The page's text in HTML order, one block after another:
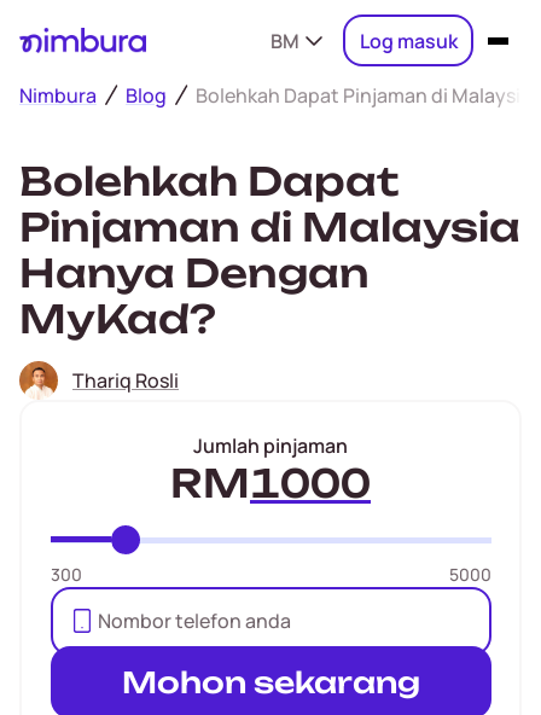
BM Log masuk
Nimbura Blog Bolehkah Dapat Pinjaman di Malaysia
Bolehkah Dapat
Pinjaman di Malaysia
Hanya Dengan
MyKad?
Thariq Rosli
Jumlah pinjaman
RM
300 5000
Mohon sekarang